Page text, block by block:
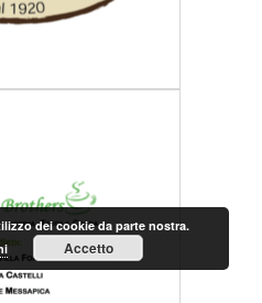
dei cookie da parte nostra.
Accetto